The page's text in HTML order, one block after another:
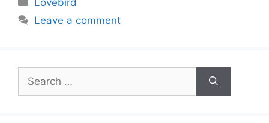
Leave a comment
for: